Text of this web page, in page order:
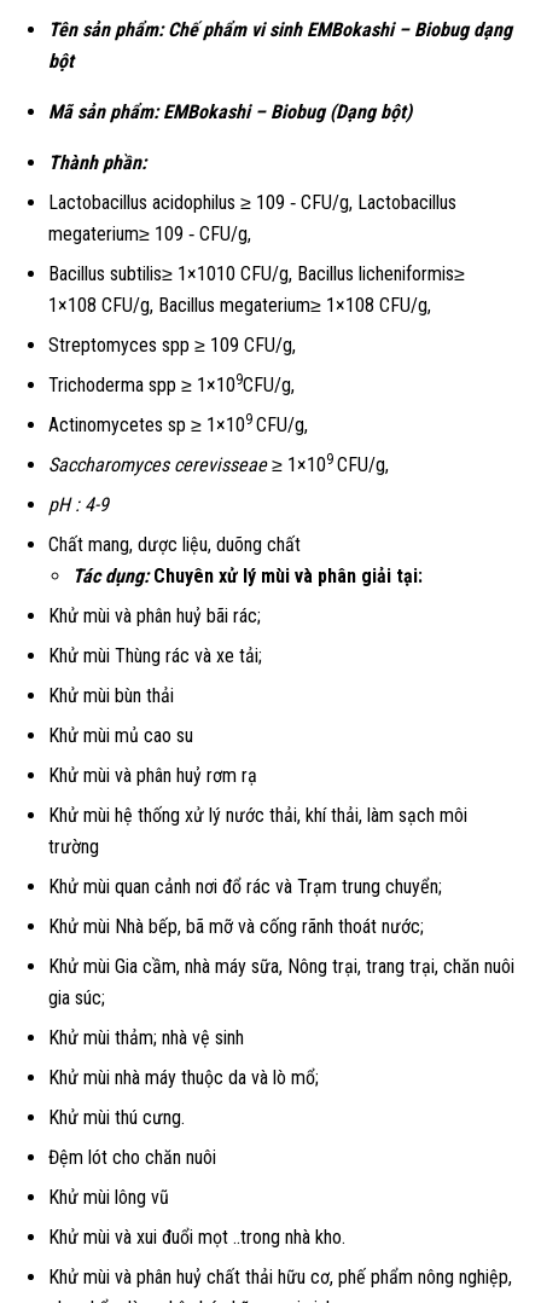
Tên sản phẩm:Chế phẩm vi sinh EMBokashi – Biobug dạng
bột
Mã sản phẩm:EMBokashi – Biobug (Dạng bột)
Thành phần:
Lactobacillus acidophilus ≥ 109 ‑ CFU/g, Lactobacillus
megaterium≥ 109 ‑ CFU/g,
Bacillus subtilis≥ 1×1010 CFU/g, Bacillus licheniformis≥
1×108 CFU/g, Bacillus megaterium≥ 1×108 CFU/g,
Streptomyces spp ≥ 109 CFU/g,
Trichoderma spp ≥ 1×109CFU/g,
Actinomycetes sp ≥ 1×109 CFU/g,
Saccharomyces cerevisseae≥ 1×109 CFU/g,
pH : 4-9
Chất mang, dược liệu, duõng chất
Tác dụng:Chuyên xử lý mùi và phân giải tại:
Khử mùi và phân huỷ bãi rác;
Khử mùi Thùng rác và xe tải;
Khử mùi bùn thải
Khử mùi mủ cao su
Khử mùi và phân huỷ rơm rạ
Khử mùi hệ thống xử lý nước thải, khí thải, làm sạch môi
trường
Khử mùi quan cảnh nơi đổ rác và Trạm trung chuyển;
Khử mùi Nhà bếp, bã mỡ và cống rãnh thoát nước;
Khử mùi Gia cầm, nhà máy sữa, Nông trại, trang trại, chăn nuôi
gia súc;
Khử mùi thảm; nhà vệ sinh
Khử mùi nhà máy thuộc da và lò mổ;
Khử mùi thú cưng.
Đệm lót cho chăn nuôi
Khử mùi lông vũ
Khử mùi và xui đuổi mọt ..trong nhà kho.
Khử mùi và phân huỷ chất thải hữu cơ, phế phẩm nông nghiệp,